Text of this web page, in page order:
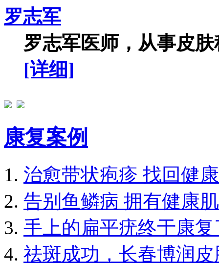
罗志军
罗志军医师，从事皮
[详细]
康复案例
治愈带状疱疹 找回健康
告别鱼鳞病 拥有健康
手上的扁平疣终于康复
祛斑成功，长春博润